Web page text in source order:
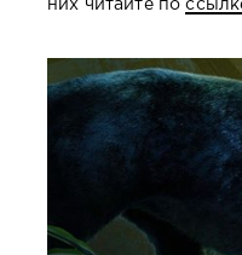
них читайте по